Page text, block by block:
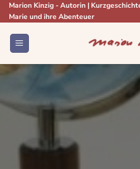
Zum
Inhalt
springen
Marion Kinzig - Autorin |
Marie und ihre Abenteuer